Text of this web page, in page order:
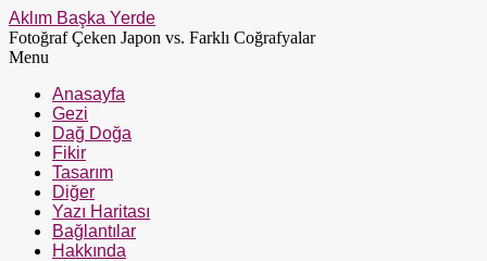
Aklım Başka Yerde
Fotoğraf Çeken Japon vs. Farklı Coğrafyalar
Menu
Anasayfa
Gezi
Dağ Doğa
Fikir
Tasarım
Diğer
Yazı Haritası
Bağlantılar
Hakkında